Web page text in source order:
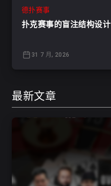
德扑赛事
扑克赛事的盲注结构设计
31 7 月, 2026
最新文章